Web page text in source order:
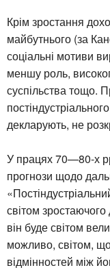
Крім зростання
майбутнього (за
соціальні мотиви
меншу роль,
суспільства тощо.
декларують, не
У працях 70—80-х
прогнози щодо
світом
він буде світом
можливо, світом,
відмінностей між